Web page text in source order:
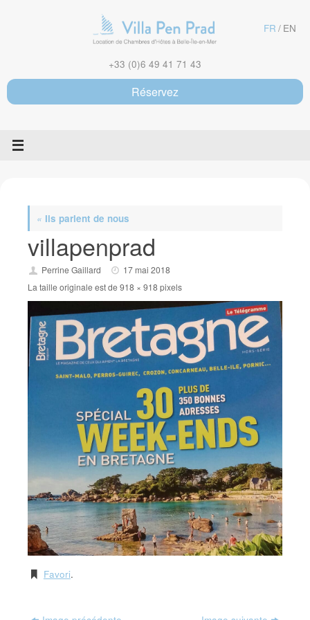
FR EN
+33 (0)6 49 41 71 43
Réservez
« Ils parlent de nous
villapenprad
Perrine Gaillard
17 mai 2018
La taille originale est de918 × 918pixels
Favori.